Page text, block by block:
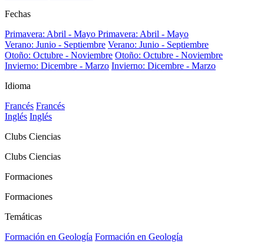
Fechas
Primavera: Abril - Mayo Primavera: Abril - Mayo
Verano: Junio - Septiembre Verano: Junio - Septiembre
Otoño: Octubre - Noviembre Otoño: Octubre - Noviembre
Invierno: Dicembre - Marzo Invierno: Dicembre - Marzo
Idioma
Francés Francés
Inglés Inglés
Clubs Ciencias
Clubs Ciencias
Formaciones
Formaciones
Temáticas
Formación en Geología Formación en Geología